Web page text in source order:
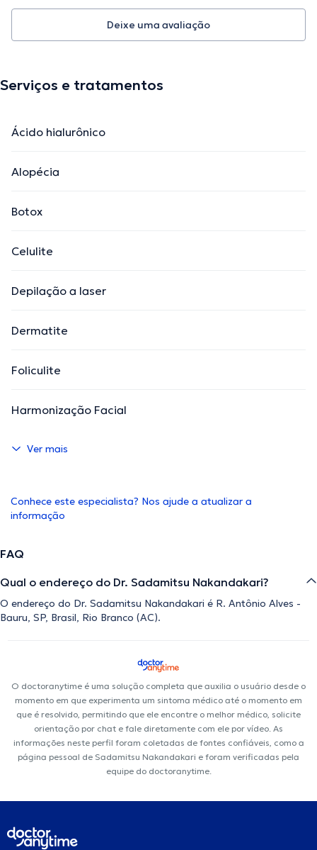
Deixe uma avaliação
Serviços e tratamentos
Ácido hialurônico
Alopécia
Botox
Celulite
Depilação a laser
Dermatite
Foliculite
Harmonização Facial
Ver mais
Conhece este especialista? Nos ajude a atualizar a
informação
FAQ
Qual o endereço do Dr. Sadamitsu Nakandakari?
O endereço do Dr. Sadamitsu Nakandakari é R. Antônio Alves -
Bauru, SP, Brasil, Rio Branco (AC).
O doctoranytime é uma solução completa que auxilia o usuário desde o
momento em que experimenta um sintoma médico até o momento em
que é resolvido, permitindo que ele encontre o melhor médico, solicite
orientação por chat e fale diretamente com ele por vídeo. As
informações neste perfil foram coletadas de fontes confiáveis, como a
página pessoal de Sadamitsu Nakandakari e foram verificadas pela
equipe do doctoranytime.